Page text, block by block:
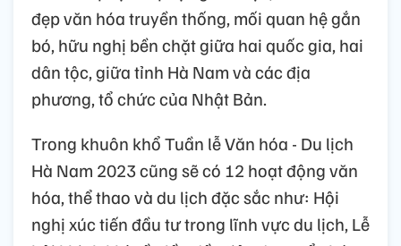
đẹp văn hóa truyền thống, mối quan hệ gắn
bó, hữu nghị bền chặt giữa hai quốc gia, hai
dân tộc, giữa tỉnh Hà Nam và các địa
phương, tổ chức của Nhật Bản.
Trong khuôn khổ Tuần lễ Văn hóa - Du lịch
Hà Nam 2023 cũng sẽ có 12 hoạt động văn
hóa, thể thao và du lịch đặc sắc như: Hội
nghị xúc tiến đầu tư trong lĩnh vực du lịch, Lễ